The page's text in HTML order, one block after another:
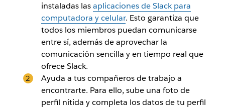
instaladas lasaplicaciones de Slack para
computadora y celular. Esto garantiza que
todos los miembros puedan comunicarse
entre sí, además de aprovechar la
comunicación sencilla y en tiempo real que
ofrece Slack.
Ayuda a tus compañeros de trabajo a
encontrarte. Para ello, sube una foto de
perfil nítida y completa los datos de tu perfil